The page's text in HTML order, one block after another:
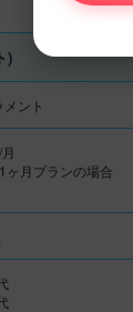
)
ント
ヶ月プランの場合